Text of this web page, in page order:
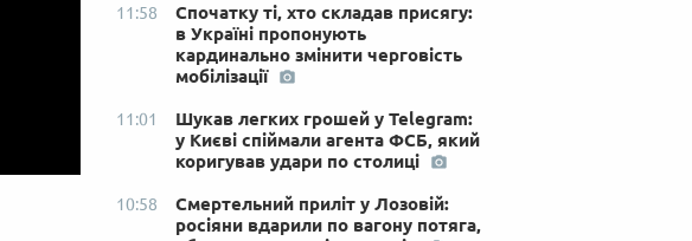
11:58
Спочатку ті, хто складав присягу:
в Україні пропонують
кардинально змінити черговість
мобілізації
11:01
Шукав легких грошей у Telegram:
у Києві спіймали агента ФСБ, який
коригував удари по столиці
10:58
Смертельний приліт у Лозовій:
росіяни вдарили по вагону потяга,